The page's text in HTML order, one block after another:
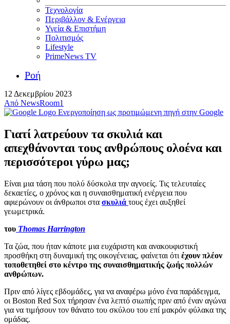
Τεχνολογία
Περιβάλλον & Ενέργεια
Υγεία & Επιστήμη
Πολιτισμός
Lifestyle
PrimeNews TV
Ροή
12 Δεκεμβρίου 2023
Από NewsRoom1
Ενεργοποίηση ως προτιμώμενη πηγή στην Google
Γιατί λατρεύουν τα σκυλιά και
απεχθάνονται τους ανθρώπους ολοένα και
περισσότεροι γύρω μας;
Είναι μια τάση που πολύ δύσκολα την αγνοείς. Τις τελευταίες
δεκαετίες, ο χρόνος και η συναισθηματική ενέργεια που
αφιερώνουν οι άνθρωποι στα σκυλιά τους έχει αυξηθεί
γεωμετρικά.
του Thomas Harrington
Τα ζώα, που ήταν κάποτε μια ευχάριστη και ανακουφιστική
προσθήκη στη δυναμική της οικογένειας, φαίνεται ότι έχουν πλέον
τοποθετηθεί στο κέντρο της συναισθηματικής ζωής πολλών
ανθρώπων.
Πριν από λίγες εβδομάδες, για να αναφέρω μόνο ένα παράδειγμα,
οι Boston Red Sox τήρησαν ένα λεπτό σιωπής πριν από έναν αγώνα
για να τιμήσουν τον θάνατο του σκύλου του επί μακρόν φύλακα της
ομάδας.